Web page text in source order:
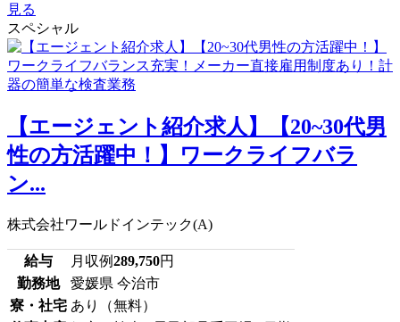
見る
スペシャル
【エージェント紹介求人】【20~30代男
性の方活躍中！】ワークライフバラ
ン...
株式会社ワールドインテック(A)
給与 月収例289,750円
勤務地
愛媛県 今治市
寮・社宅 あり（無料）